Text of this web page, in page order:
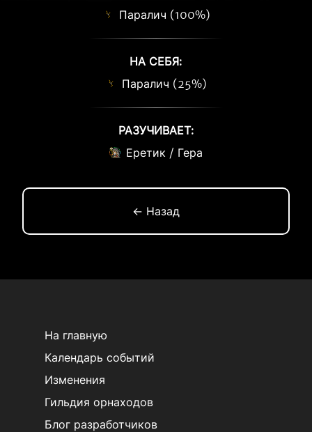
Паралич (100%)
НА СЕБЯ:
Паралич (25%)
РАЗУЧИВАЕТ:
Еретик / Гера
← Назад
На главную
Календарь событий
Изменения
Гильдия орнаходов
Блог разработчиков